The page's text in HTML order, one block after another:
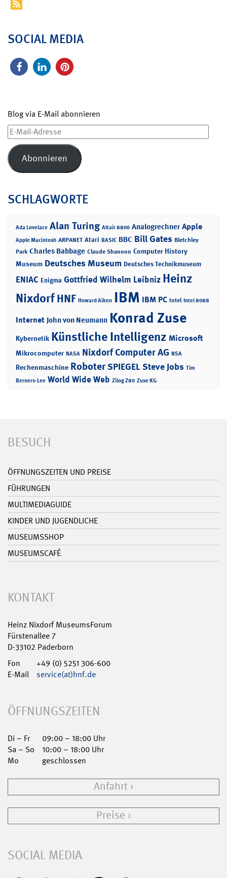
SOCIAL MEDIA
Blog via E-Mail abonnieren
E-
Mail-
Adresse
Abonnieren
SCHLAGWORTE
Ada Lovelace Alan Turing Altair 8800 Analogrechner Apple
Apple Macintosh ARPANET Atari BASIC BBC Bill Gates Bletchley
Park Charles Babbage Claude Shannon Computer History
Museum Deutsches Museum Deutsches Technikmuseum
ENIAC Enigma Gottfried Wilhelm Leibniz Heinz
NixdorfHNF Howard Aiken IBM IBM PC Intel Intel 8088
Internet John von Neumann Konrad Zuse
Kybernetik Künstliche Intelligenz Microsoft
Mikrocomputer NASA Nixdorf Computer AG NSA
Rechenmaschine RoboterSPIEGELSteve Jobs Tim
Berners-Lee World Wide Web Zilog Z80 Zuse KG
BESUCH
ÖFFNUNGSZEITEN UND PREISE
FÜHRUNGEN
MULTIMEDIAGUIDE
KINDER UND JUGENDLICHE
MUSEUMSSHOP
MUSEUMSCAFÉ
KONTAKT
Heinz Nixdorf MuseumsForum
Fürstenallee 7
D-33102 Paderborn
Fon
+49 (0) 5251 306-600
E-Mail
service(at)hnf.de
ÖFFNUNGSZEITEN
Di – Fr
09:00 – 18:00 Uhr
Sa – So
10:00 – 18:00 Uhr
Mo
geschlossen
Anfahrt
Preise
SOCIAL MEDIA